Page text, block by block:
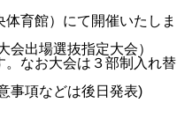
育館）にて開催いたしま
出場選抜指定大会）
なお大会は３部制入れ替
事項などは後日発表)